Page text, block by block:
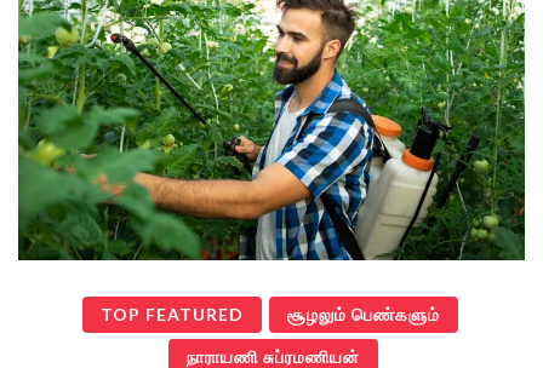
TOP FEATURED சூழலும் பெண்களும்
நாராயணி சுப்ரமணியன்